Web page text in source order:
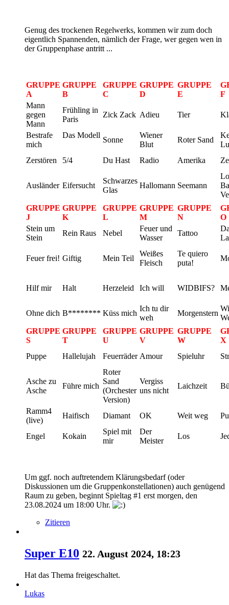
Genug des trockenen Regelwerks, kommen wir zum doch
eigentlich Spannenden, nämlich der Frage, wer gegen wen in
der Gruppenphase antritt ...
GRUPPE
A
GRUPPE
B
GRUPPE
C
GRUPPE
D
GRUPPE
E
F
Mann
gegen
Mann
Frühling in
Paris
Zick Zack Adieu Tier
Bestrafe
mich
Das Modell
Sonne
Wiener
Blut
Roter Sand
Zerstören
5/4 Du Hast Radio Amerika
Ausländer Eifersucht
Schwarzes
Glas
Hallomann Seemann
GRUPPE
J
GRUPPE
K
GRUPPE
L
GRUPPE
M
GRUPPE
N
O
Stein um
Stein
Rein Raus Nebel
Feuer und
Wasser
Tattoo
Feuer frei! Giftig Mein Teil
Weißes
Fleisch
Te quiero
puta!
Hilf mir Halt Herzeleid Ich will WIDBIFS?
Ohne dich B******** Küss mich
Ich tu dir
weh
Morgenstern
GRUPPE
S
GRUPPE
T
GRUPPE
U
GRUPPE
V
GRUPPE
W
X
Puppe
Hallelujah Feuerräder Amour Spieluhr
Asche zu
Asche
Führe mich
Roter
Sand
(Orchester
Version)
Vergiss
uns nicht
Laichzeit
Ramm4
(live)
Haifisch Diamant OK Weit weg
Engel Kokain
Spiel mit
mir
Der
Meister
Los
Um ggf. noch auftretendem Klärungsbedarf (oder
Diskussionen um die Gruppenkonstellationen) auch genügend
Raum zu geben, beginnt Spieltag #1 erst morgen, den
23.08.2024 um 18:00 Uhr.
Zitieren
Super E10 22. August 2024, 18:23
Hat das Thema freigeschaltet.
Lukas